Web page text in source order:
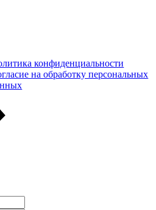
конфиденциальности
на обработку персональных